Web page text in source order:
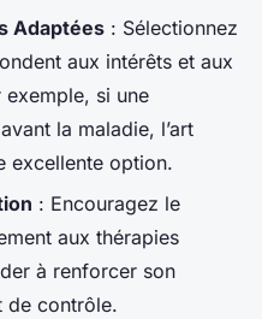
Adaptées : Sélectionnez
aux intérêts et aux
si une
la maladie, l’art
excellente option.
: Encouragez le
aux thérapies
à renforcer son
de contrôle.